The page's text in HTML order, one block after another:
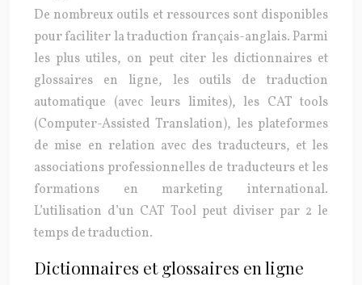
De nombreux outils et ressources sont disponibles
pour faciliter la traduction français-anglais. Parmi
les plus utiles, on peut citer les dictionnaires et
glossaires en ligne, les outils de traduction
automatique (avec leurs limites), les CAT tools
(Computer-Assisted Translation), les plateformes
de mise en relation avec des traducteurs, et les
associations professionnelles de traducteurs et les
formations en marketing international.
L’utilisation d’un CAT Tool peut diviser par 2 le
temps de traduction.
Dictionnaires et glossaires en ligne